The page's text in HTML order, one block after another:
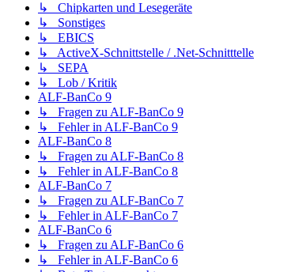
↳ Chipkarten und Lesegeräte
↳ Sonstiges
↳ EBICS
↳ ActiveX-Schnittstelle / .Net-Schnitttelle
↳ SEPA
↳ Lob / Kritik
ALF-BanCo 9
↳ Fragen zu ALF-BanCo 9
↳ Fehler in ALF-BanCo 9
ALF-BanCo 8
↳ Fragen zu ALF-BanCo 8
↳ Fehler in ALF-BanCo 8
ALF-BanCo 7
↳ Fragen zu ALF-BanCo 7
↳ Fehler in ALF-BanCo 7
ALF-BanCo 6
↳ Fragen zu ALF-BanCo 6
↳ Fehler in ALF-BanCo 6